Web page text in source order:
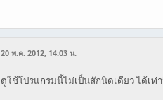
20 พ.ค. 2012, 14:03 น.
ตูใช้โปรแกรมนี้ไม่เป็นสักนิดเดียว ได้เท่